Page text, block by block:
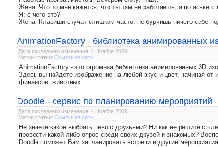
Жена: Что то мне кажется, что ты там не работаешь, а по аське с
Я: с чего это?
Жена: Клавиши стучат слишком часто, не бурчишь ничего себе
AnimationFactory - библиотека анимированных
Дата последнего изменения: 4 Ноября 2009
Метки статьи: Ссылки из сети
AnimationFactory - это огромная библиотека анимированных 3D
Здесь вы найдете изображение на любой вкус и цвет, начиная
финансов, животных.
Doodle - сервис по планированию мероприятий
Дата последнего изменения: 4 Ноября 2009
Метки статьи: Ссылки из сети
Не знаете какое выбрать пиво с друзьями? Ни как не решите с
провести какой-либо опрос среди своих друзей и знакомых?
Doodle поможет Вам запланировать встречи и другие